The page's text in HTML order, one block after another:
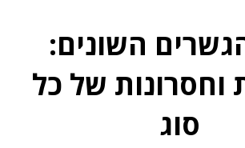
השונים:
וחסרונות של כל
סוג